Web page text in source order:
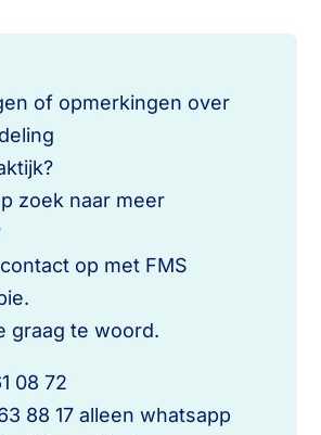
of opmerkingen over
zoek naar meer
op met FMS
graag te woord.
08 72
88 17 alleen whatsapp